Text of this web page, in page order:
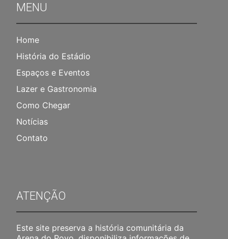
MENU
Home
História do Estádio
Espaços e Eventos
Lazer e Gastronomia
Como Chegar
Notícias
Contato
ATENÇÃO
Este site preserva a história comunitária da